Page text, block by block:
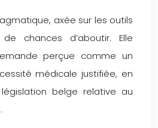
axée sur les outils
chances d’aboutir. Elle
perçue comme un
médicale justifiée, en
belge relative au